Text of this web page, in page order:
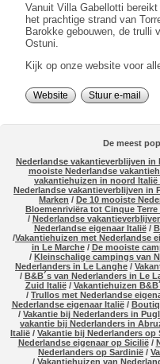
Vanuit Villa Gabellotti
het prachtige strand van
Barokke gebouwen, de trulli
Ostuni.
Kijk op onze website voor
Website Stuur e-mail
De meest
Nederlandse vakantieverblijven
mooiste Nederlandse
vakantiehuizen in noord
Nederlandse vakantieverblijven in
Marken /De 10 mooiste
Bloemenriviëra tot Cinque
/ Nederlandse
Nederlandse eigenaar Italië/
/Vakantiehuizen met Nederlandse
in Le Marche/ De mooiste
/Kleinschalige campings van
Nederlanders in Le Langhe /
/B&B´s van Nederlanders in Le
Zuid Italië/ Vakantiehuizen
/Trullos met Nederlandse
Nederlandse eigenaar Italië/
/Vakantie bij Nederlanders in
vakantie bij Nederlanders in
Italië /Vakantie bij Nederlanders op
Nederlandse eigenaar op Sicilië/
Nederlanders op Sardinië /
/ Vakantiehuizen van